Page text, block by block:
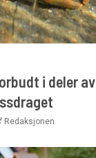
i deler av
Redaksjonen